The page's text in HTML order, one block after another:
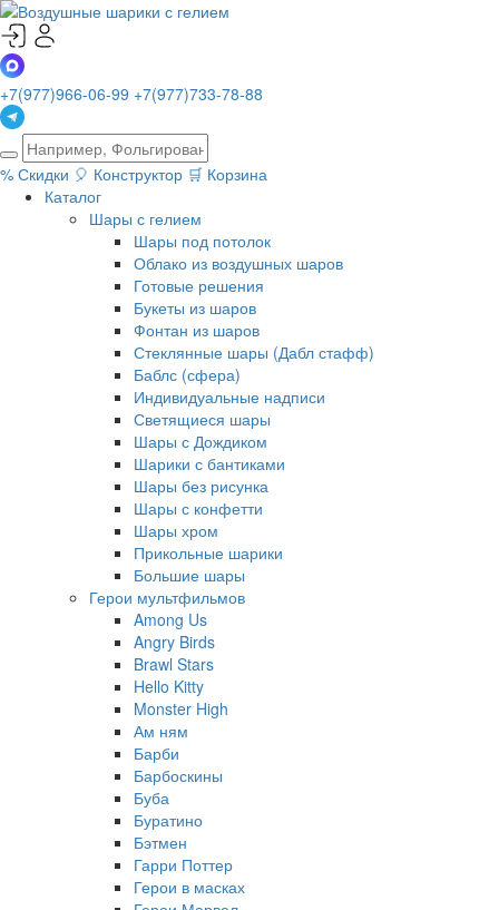
+7(977)966-06-99 +7(977)733-78-88
% Скидки 🎈 Конструктор 🛒 Корзина
Каталог
Шары с гелием
Шары под потолок
Облако из воздушных шаров
Готовые решения
Букеты из шаров
Фонтан из шаров
Стеклянные шары (Дабл стафф)
Баблс (сфера)
Индивидуальные надписи
Светящиеся шары
Шары с Дождиком
Шарики с бантиками
Шары без рисунка
Шары с конфетти
Шары хром
Прикольные шарики
Большие шары
Герои мультфильмов
Among Us
Angry Birds
Brawl Stars
Hello Kitty
Monster High
Ам ням
Барби
Барбоскины
Буба
Буратино
Бэтмен
Гарри Поттер
Герои в масках